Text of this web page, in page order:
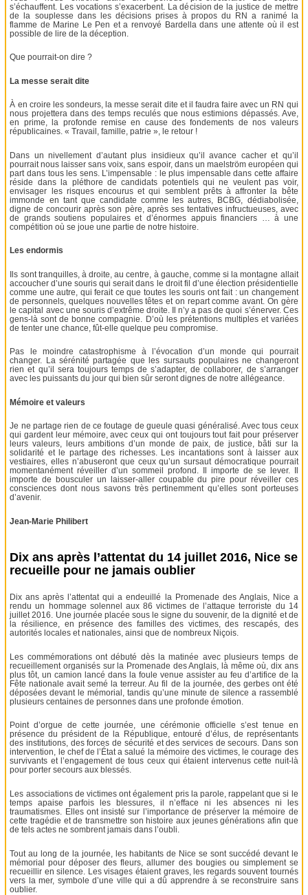
s’échauffent. Les vocations s’exacerbent. La décision de la justice de mettre
de la souplesse dans les décisions prises à propos du RN a ranimé la
flamme de Marine Le Pen et a renvoyé Bardella dans une attente où il est
possible de lire de la déception.
Que pourrait-on dire ?
La messe serait dite
À en croire les sondeurs, la messe serait dite et il faudra faire avec un RN qui
nous projettera dans des temps reculés que nous estimions dépassés. Ave,
en prime, la profonde remise en cause des fondements de nos valeurs
républicaines. « Travail, famille, patrie », le retour !
Dans un nivellement d’autant plus insidieux qu’il avance cacher et qu’il
pourrait nous laisser sans voix, sans espoir, dans un maelström européen qui
part dans tous les sens. L’impensable : le plus impensable dans cette affaire
réside dans la pléthore de candidats potentiels qui ne veulent pas voir,
envisager les risques encourus et qui semblent prêts à affronter la bête
immonde en tant que candidate comme les autres, BCBG, dédiabolisée,
digne de concourir après son père, après ses tentatives infructueuses, avec
de grands soutiens populaires et d’énormes appuis financiers … à une
compétition où se joue une partie de notre histoire.
Les endormis
Ils sont tranquilles, à droite, au centre, à gauche, comme si la montagne allait
accoucher d’une souris qui serait dans le droit fil d’une élection présidentielle
comme une autre, qui ferait ce que toutes les souris ont fait : un changement
de personnels, quelques nouvelles têtes et on repart comme avant. On gère
le capital avec une souris d’extrême droite. Il n’y a pas de quoi s’énerver. Ces
gens-là sont de bonne compagnie. D’où les prétentions multiples et variées
de tenter une chance, fût-elle quelque peu compromise.
Pas le moindre catastrophisme à l’évocation d’un monde qui pourrait
changer. La sérénité partagée que les sursauts populaires ne changeront
rien et qu’il sera toujours temps de s’adapter, de collaborer, de s’arranger
avec les puissants du jour qui bien sûr seront dignes de notre allégeance.
Mémoire et valeurs
Je ne partage rien de ce foutage de gueule quasi généralisé. Avec tous ceux
qui gardent leur mémoire, avec ceux qui ont toujours tout fait pour préserver
leurs valeurs, leurs ambitions d’un monde de paix, de justice, bâti sur la
solidarité et le partage des richesses. Les incantations sont à laisser aux
vestiaires, elles n’abuseront que ceux qu’un sursaut démocratique pourrait
momentanément réveiller d’un sommeil profond. Il importe de se lever. Il
importe de bousculer un laisser-aller coupable du pire pour réveiller ces
consciences dont nous savons très pertinemment qu’elles sont porteuses
d’avenir.
Jean-Marie Philibert
Dix ans après l’attentat du 14 juillet 2016, Nice se
recueille pour ne jamais oublier
Dix ans après l’attentat qui a endeuillé la Promenade des Anglais, Nice a
rendu un hommage solennel aux 86 victimes de l’attaque terroriste du 14
juillet 2016. Une journée placée sous le signe du souvenir, de la dignité et de
la résilience, en présence des familles des victimes, des rescapés, des
autorités locales et nationales, ainsi que de nombreux Niçois.
Les commémorations ont débuté dès la matinée avec plusieurs temps de
recueillement organisés sur la Promenade des Anglais, là même où, dix ans
plus tôt, un camion lancé dans la foule venue assister au feu d’artifice de la
Fête nationale avait semé la terreur. Au fil de la journée, des gerbes ont été
déposées devant le mémorial, tandis qu’une minute de silence a rassemblé
plusieurs centaines de personnes dans une profonde émotion.
Point d’orgue de cette journée, une cérémonie officielle s’est tenue en
présence du président de la République, entouré d’élus, de représentants
des institutions, des forces de sécurité et des services de secours. Dans son
intervention, le chef de l’État a salué la mémoire des victimes, le courage des
survivants et l’engagement de tous ceux qui étaient intervenus cette nuit-là
pour porter secours aux blessés.
Les associations de victimes ont également pris la parole, rappelant que si le
temps apaise parfois les blessures, il n’efface ni les absences ni les
traumatismes. Elles ont insisté sur l’importance de préserver la mémoire de
cette tragédie et de transmettre son histoire aux jeunes générations afin que
de tels actes ne sombrent jamais dans l’oubli.
Tout au long de la journée, les habitants de Nice se sont succédé devant le
mémorial pour déposer des fleurs, allumer des bougies ou simplement se
recueillir en silence. Les visages étaient graves, les regards souvent tournés
vers la mer, symbole d’une ville qui a dû apprendre à se reconstruire sans
oublier.